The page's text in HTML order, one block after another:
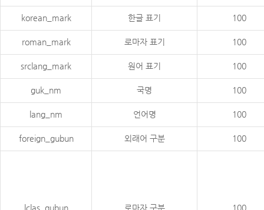
korean_mark 한글 표기 100
roman_mark 로마자 표기 100
srclang_mark 원어 표기 100
guk_nm 국명 100
lang_nm 언어명 100
foreign_gubun 외래어 구분 100
lclas_gubun 로마자 구분 100